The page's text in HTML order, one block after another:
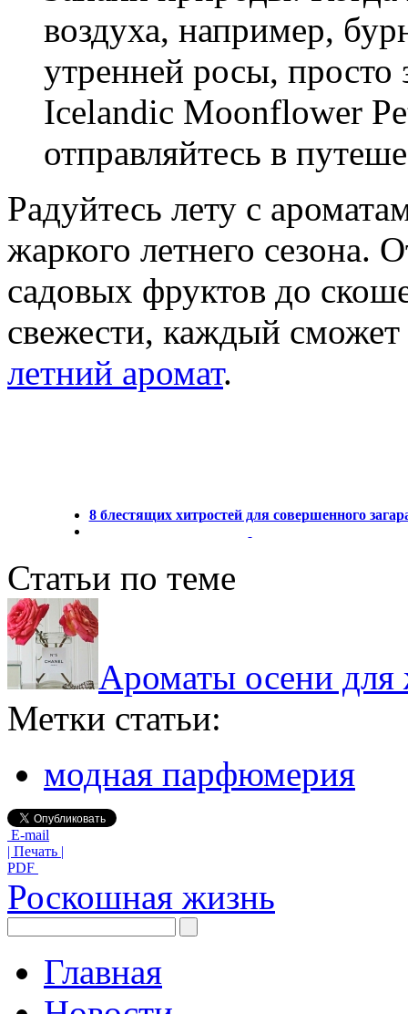
воздуха, например,
утренней росы, просто
Icelandic Moonflower
отправляйтесь в
Радуйтесь лету с
жаркого летнего сезона.
садовых фруктов до
свежести, каждый
летний аромат.
8 блестящих хитростей для совершенного
Статьи по теме
Ароматы осени
Метки статьи:
модная парфюмерия
E-mail
| Печать |
PDF
Роскошная жизнь
Главная